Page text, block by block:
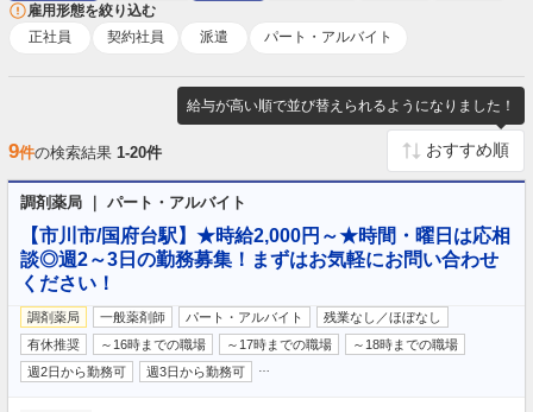
雇用形態を絞り込む
正社員
契約社員 派遣 パート・アルバイト
給与が高い順で並び替えられるようになりました！
9件の検索結果 1-20件
調剤薬局 ｜ パート・アルバイト
【市川市/国府台駅】★時給2,000円～★時間・曜日は応相
談◎週2～3日の勤務募集！まずはお気軽にお問い合わせ
ください！
調剤薬局 一般薬剤師 パート・アルバイト
残業なし／ほぼなし
有休推奨
～16時までの職場 ～17時までの職場
～18時までの職場
週2日から勤務可
週3日から勤務可